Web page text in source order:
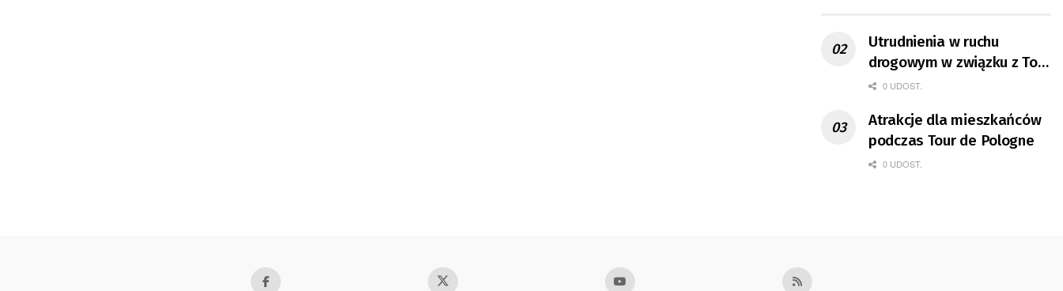
Utrudnienia w ruchu
drogowym w związku z Tour
de Pologne
0 UDOST.
Atrakcje dla mieszkańców
podczas Tour de Pologne
0 UDOST.